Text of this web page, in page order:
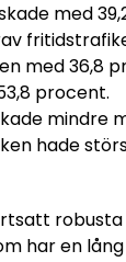
med
med 36,8
procent.
mindre
hade
har en